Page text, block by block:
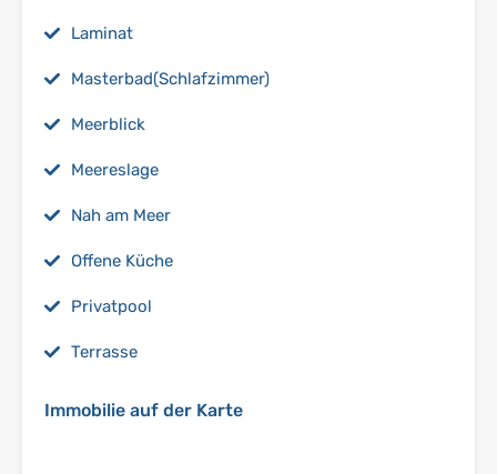
Laminat
Masterbad(Schlafzimmer)
Meerblick
Meereslage
Nah am Meer
Offene Küche
Privatpool
Terrasse
Immobilie auf der Karte